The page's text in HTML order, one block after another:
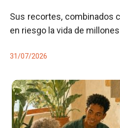
Sus recortes, combinados
en riesgo la vida de
31/07/2026